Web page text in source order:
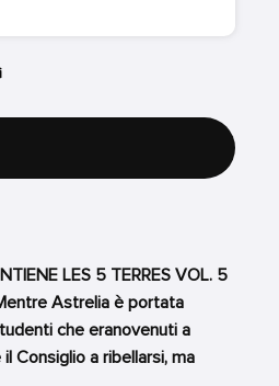
LES 5 TERRES VOL. 5
Astrelia è portata
che eranovenuti a
Consiglio a ribellarsi, ma